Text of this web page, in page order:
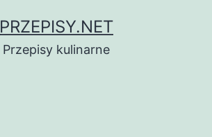
PRZEPISY.NET
Przepisy kulinarne